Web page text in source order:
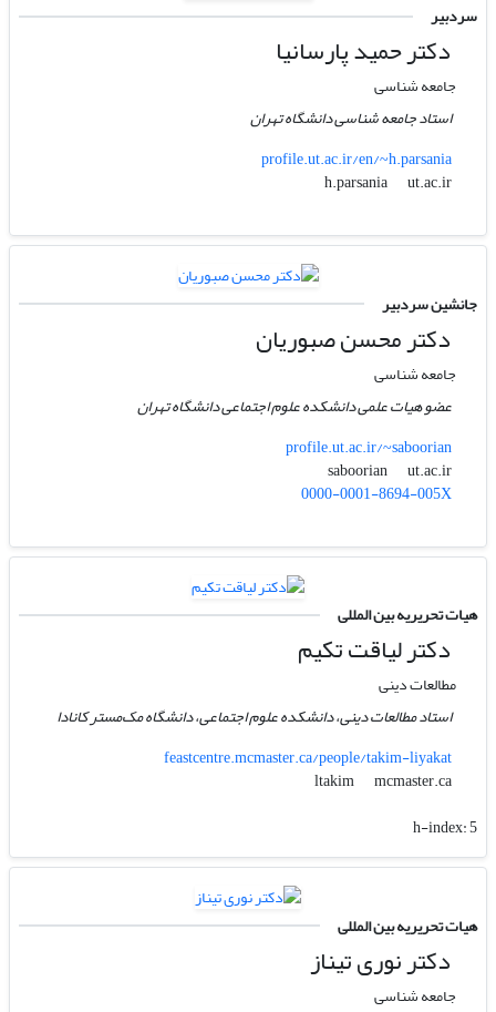
سردبیر
دکتر حمید پارسانیا
جامعه شناسی
استاد جامعه شناسی دانشگاه تهران
profile.ut.ac.ir/en/~h.parsania
h.parsania
ut.ac.ir
جانشین سردبیر
دکتر محسن صبوریان
جامعه شناسی
عضو هیات علمی دانشکده علوم اجتماعی دانشگاه تهران
profile.ut.ac.ir/~saboorian
saboorian
ut.ac.ir
0000-0001-8694-005X
هیات تحریریه بین المللی
دکتر لیاقت تکیم
مطالعات دینی
استاد مطالعات دینی، دانشکده علوم اجتماعی، دانشگاه مک‌مستر کانادا
feastcentre.mcmaster.ca/people/takim-liyakat
ltakim
mcmaster.ca
h-index:5
هیات تحریریه بین المللی
دکتر نوری تیناز
جامعه شناسی